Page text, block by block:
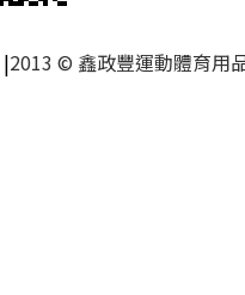
|2013 © 鑫政豐運動體育用